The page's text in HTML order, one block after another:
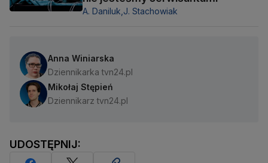
A. Daniluk, J. Stachowiak
Anna Winiarska
Dziennikarka tvn24.pl
Mikołaj Stępień
Dziennikarz tvn24.pl
UDOSTĘPNIJ: